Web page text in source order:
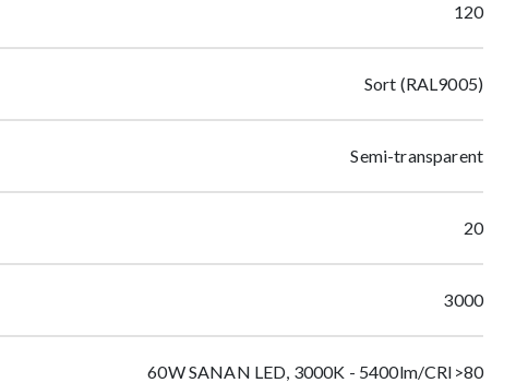
120
Sort (RAL9005)
Semi-transparent
20
3000
60W SANAN LED, 3000K - 5400lm/CRI>80